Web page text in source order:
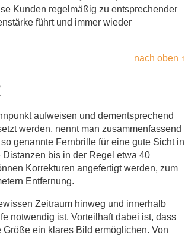
Kunden regelmäßig zu entsprechender
führt und immer wieder
nach oben ↑
aufweisen und dementsprechend
werden, nennt man zusammenfassend
genannte Fernbrille für eine gute Sicht in
bis in der Regel etwa 40
Korrekturen angefertigt werden, zum
Entfernung.
Zeitraum hinweg und innerhalb
notwendig ist. Vorteilhaft dabei ist, dass
ein klares Bild ermöglichen. Von